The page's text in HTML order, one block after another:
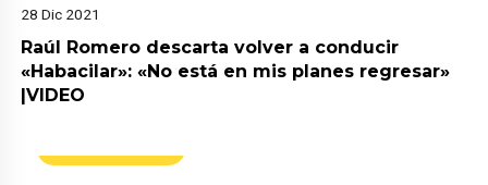
28 Dic 2021
Raúl Romero descarta volver a conducir
«Habacilar»: «No está en mis planes regresar»
|VIDEO